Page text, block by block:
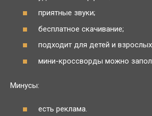
приятные звуки;
бесплатное скачивание;
подходит для детей и
мини-кроссворды можно
Минусы:
есть реклама.